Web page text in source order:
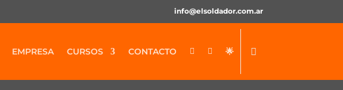
info@elsoldador.com.ar
EMPRESA CURSOS CONTACTO   🌟